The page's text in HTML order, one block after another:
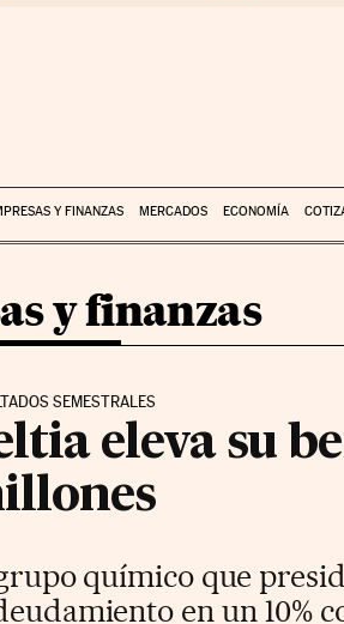
Y FINANZAS MERCADOS ECONOMÍA
y finanzas
SEMESTRALES
eleva su
químico que
en un 10%